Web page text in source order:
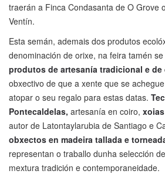
traerán a Finca Condasanta de O Grove
Ventín.
Esta semán, ademais dos produtos
denominación de orixe, na feira tamén
produtos de artesanía tradicional e
obxectivo de que a xente que se
atopar o seu regalo para estas datas.
Pontecaldelas, artesanía en coiro,
autor de Latontaylarubia de Santiago e
obxectos en madeira tallada e
representan o traballo dunha selección
mextura tradición e contemporaneidade.